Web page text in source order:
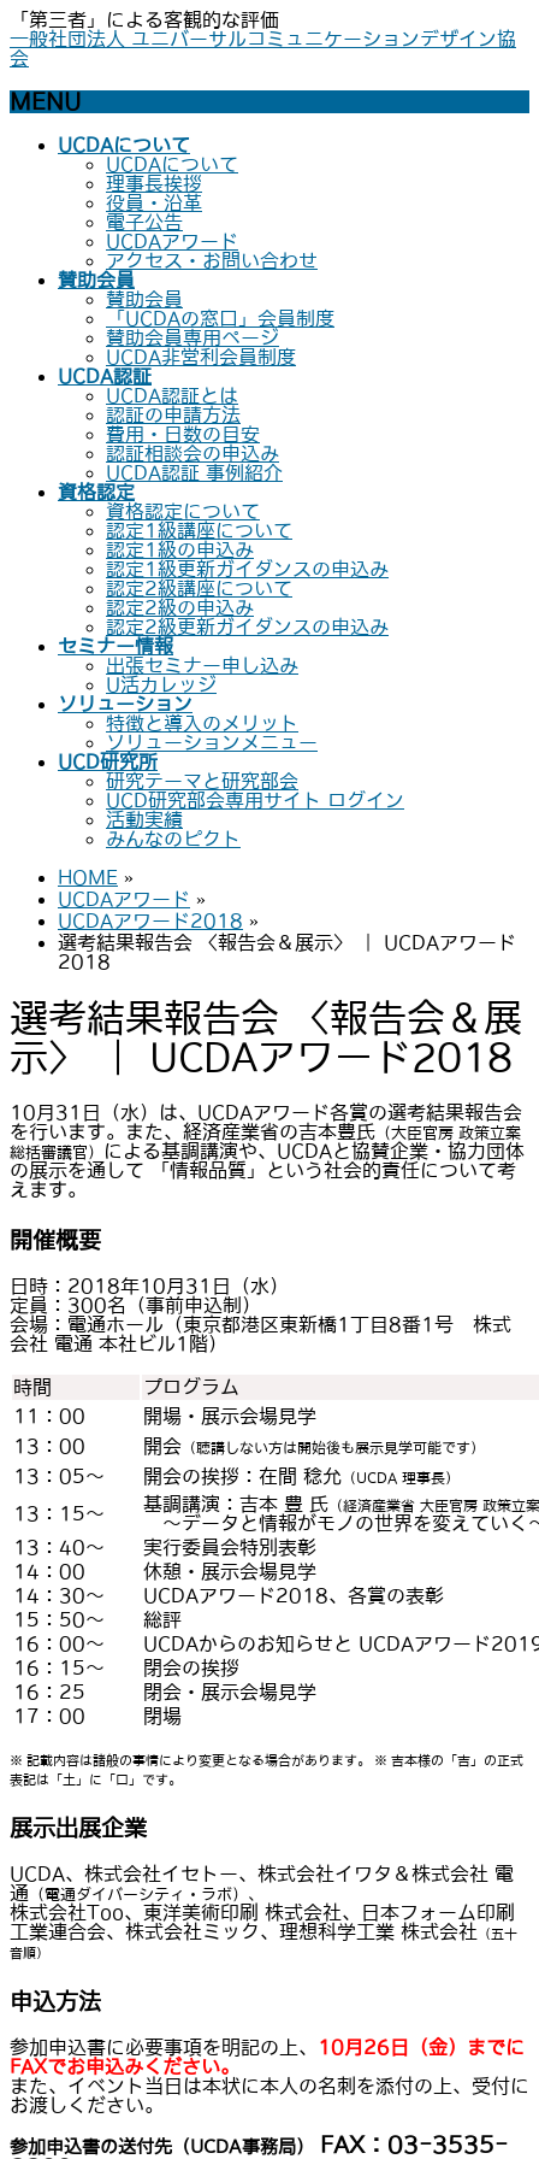
「第三者」による客観的な評価
一般社団法人 ユニバーサルコミュニケーションデザイン協
会
MENU
UCDAについて
UCDAについて
理事長挨拶
役員・沿革
電子公告
UCDAアワード
アクセス・お問い合わせ
賛助会員
賛助会員
「UCDAの窓口」会員制度
賛助会員専用ページ
UCDA非営利会員制度
UCDA認証
UCDA認証とは
認証の申請方法
費用・日数の目安
認証相談会の申込み
UCDA認証 事例紹介
資格認定
資格認定について
認定1級講座について
認定1級の申込み
認定1級更新ガイダンスの申込み
認定2級講座について
認定2級の申込み
認定2級更新ガイダンスの申込み
セミナー情報
出張セミナー申し込み
U活カレッジ
ソリューション
特徴と導入のメリット
ソリューションメニュー
UCD研究所
研究テーマと研究部会
UCD研究部会専用サイト ログイン
活動実績
みんなのピクト
HOME »
UCDAアワード »
UCDAアワード2018 »
選考結果報告会 〈報告会＆展示〉 ｜ UCDAアワード
2018
選考結果報告会 〈報告会＆展
示〉 ｜ UCDAアワード2018
10月31日（水）は、UCDAアワード各賞の選考結果報告会
を行います。また、経済産業省の吉本豊氏 （大臣官房 政策立案
総括審議官）
による基調講演や、UCDAと協賛企業・協力団体
の展示を通して 「情報品質」という社会的責任について考
えます。
開催概要
日時：2018年10月31日（水）
定員：300名（事前申込制）
会場：電通ホール（東京都港区東新橋1丁目8番1号 株式
会社 電通 本社ビル1階）
時間
プログラム
11：00
開場・展示会場見学
13：00
開会 （聴講しない方は開始後も展示見学可能です）
13：05〜 開会の挨拶：在間 稔允 （UCDA 理事長）
13：15〜 基調講演：吉本 豊 氏 （経済産業省 大臣官房 政策
〜データと情報がモノの世界を変えていく
13：40〜
実行委員会特別表彰
14：00
休憩・展示会場見学
14：30〜
UCDAアワード2018、各賞の表彰
15：50〜
総評
16：00〜
UCDAからのお知らせと UCDAアワード
16：15〜
閉会の挨拶
16：25
閉会・展示会場見学
17：00
閉場
※ 記載内容は諸般の事情により変更となる場合があります。 ※ 吉本様の「吉」の正式
表記は「土」に「口」です。
展示出展企業
UCDA、株式会社イセトー、株式会社イワタ＆株式会社 電
通 （電通ダイバーシティ・ラボ）、
株式会社Too、東洋美術印刷 株式会社、日本フォーム印刷
工業連合会、株式会社ミック、理想科学工業 株式会社 （五十
音順）
申込方法
参加申込書に必要事項を明記の上、
10月26日（金）までに
FAXでお申込みください。
また、イベント当日は本状に本人の名刺を添付の上、受付に
お渡しください。
参加申込書の送付先（UCDA事務局）
FAX：03-3535-